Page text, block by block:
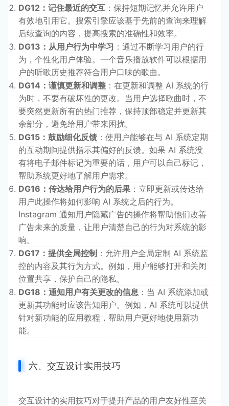
DG12：记住最近的交互 ：保持短期记忆并允许用户
有效地引用它。搜索引擎应该基于先前的查询来理解
后续查询的内容，提高搜索的准确性和效率。
DG13：从用户行为中学习 ：通过不断学习用户的行
为，个性化用户体验。一个音乐播放软件可以根据用
户的听歌历史推荐符合用户口味的歌曲。
DG14：谨慎更新和调整 ：在更新和调整 AI 系统的行
为时，不要有破坏性的更改。当用户选择歌曲时，不
要突然更新所有的热门推荐，保持顶部稳定并更新其
余部分，避免给用户带来困扰。
DG15：鼓励细化反馈 ：使用户能够在与 AI 系统定期
的互动期间提供指示其偏好的反馈。如果 AI 系统没
有将电子邮件标记为重要的话，用户可以自己标记，
帮助系统更好地了解用户需求。
DG16：传达给用户行为的后果 ：立即更新或传达给
用户此操作将如何影响 AI 系统之后的行为。
Instagram 通知用户隐藏广告的操作将帮助他们改善
广告未来的质量，让用户清楚自己的行为对系统的影
响。
DG17：提供全局控制 ：允许用户全局定制 AI 系统监
控的内容及其行为方式。例如，用户能够打开和关闭
位置共享，保护自己的隐私。
DG18：通知用户有关更改的信息 ：当 AI 系统添加或
更新其功能时应该告知用户。例如，AI 系统可以提供
针对新功能的应用教程，帮助用户更好地使用新功
能。
六、交互设计实用技巧
交互设计的实用技巧对于提升产品的用户友好性至关